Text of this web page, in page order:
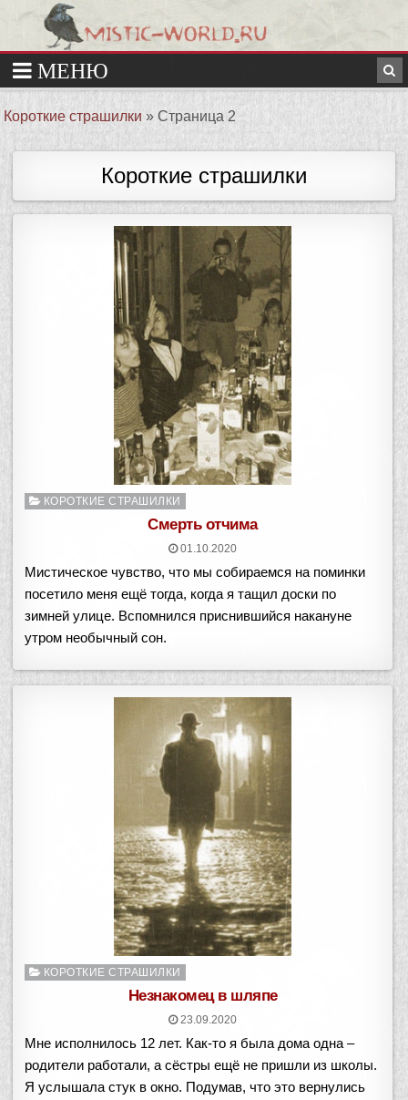
Короткие страшилки »Страница 2
Короткие страшилки
Опубликовано
КОРОТКИЕ СТРАШИЛКИ
Смерть отчима
01.10.2020
Мистическое чувство, что мы собираемся на поминки
посетило меня ещё тогда, когда я тащил доски по
зимней улице. Вспомнился приснившийся накануне
утром необычный сон.
Опубликовано
КОРОТКИЕ СТРАШИЛКИ
Незнакомец в шляпе
23.09.2020
Мне исполнилось 12 лет. Как-то я была дома одна –
родители работали, а сёстры ещё не пришли из школы.
Я услышала стук в окно. Подумав, что это вернулись